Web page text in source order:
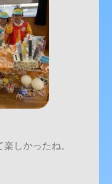
しかったね。